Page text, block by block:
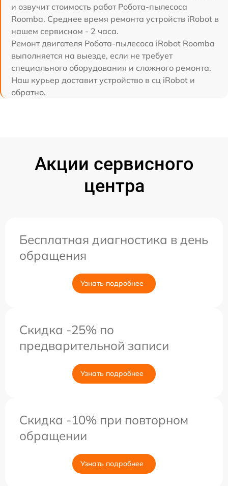
и озвучит стоимость работ Робота-пылесоса
Roomba. Среднее время ремонта устройств iRobot в
нашем сервисном - 2 часа.
Ремонт двигателя Робота-пылесоса iRobot Roomba
выполняется на выезде, если не требует
специального оборудования и сложного ремонта.
Наш курьер доставит устройство в сц iRobot и
обратно.
Акции сервисного
центра
Бесплатная диагностика в день
обращения
Узнать подробнее
Скидка -25% по
предварительной записи
Узнать подробнее
Скидка -10% при повторном
обращении
Узнать подробнее